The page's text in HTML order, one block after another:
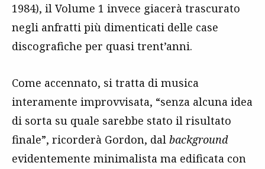
1984), il Volume 1 invece giacerà trascurato
negli anfratti più dimenticati delle case
discografiche per quasi trent’anni.
Come accennato, si tratta di musica
interamente improvvisata, “senza alcuna idea
di sorta su quale sarebbe stato il risultato
finale”, ricorderà Gordon, dal background
evidentemente minimalista ma edificata con